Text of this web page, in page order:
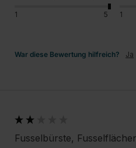
1 5 1
War diese Bewertung hilfreich? Ja
Fusselbürste,